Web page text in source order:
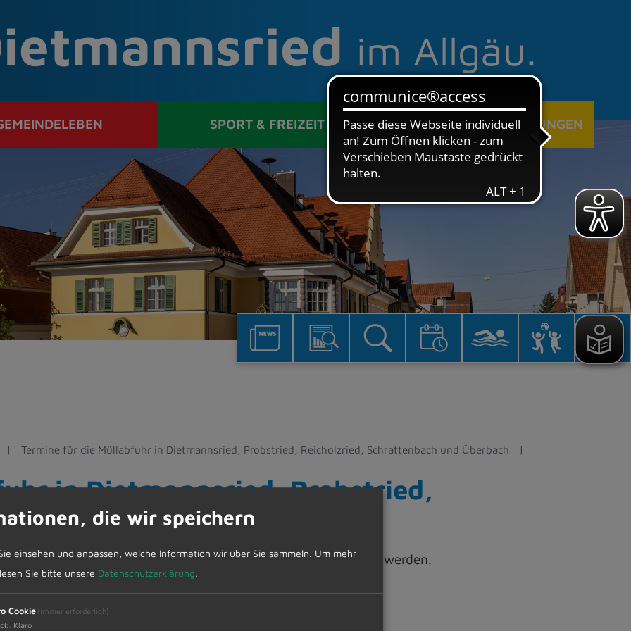
im Allgäu.
SPORT & FREIZEIT ÖFFENTLICHE EINRICHTUNGEN
Termine für die Müllabfuhr in Dietmannsried, Probstried, Reicholzried, Schrattenbach und Überbach
in Dietmannsried, Probstried,
und Überbach
kempten.de Aktuelles, Termine, Abfuhrpläne abgerufen werden.
die wir speichern
einsehen und anpassen, welche Information wir über Sie sammeln. Um mehr
Sie bitte unsere Datenschutzerklärung.
Cookie (immer erforderlich)
: Klaro